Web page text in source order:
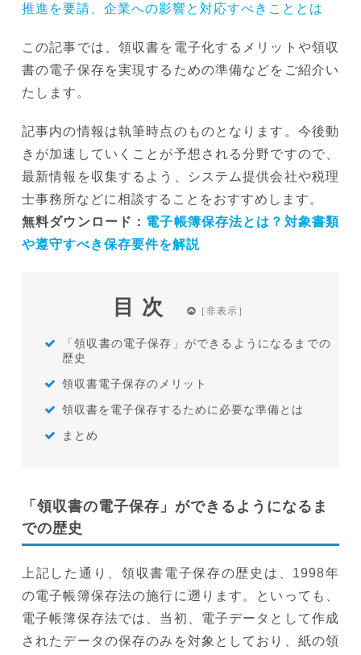
推進を要請、企業への影響と対応すべきこととは
この記事では、領収書を電子化するメリットや領収
書の電子保存を実現するための準備などをご紹介い
たします。
記事内の情報は執筆時点のものとなります。今後動
きが加速していくことが予想される分野ですので、
最新情報を収集するよう、システム提供会社や税理
士事務所などに相談することをおすすめします。
無料ダウンロード： 電子帳簿保存法とは？対象書類
や遵守すべき保存要件を解説
目次
「領収書の電子保存」ができるようになるまでの
歴史
領収書電子保存のメリット
領収書を電子保存するために必要な準備とは
まとめ
「領収書の電子保存」ができるようになるま
での歴史
上記した通り、領収書電子保存の歴史は、1998年
の電子帳簿保存法の施行に遡ります。といっても、
電子帳簿保存法では、当初、電子データとして作成
されたデータの保存のみを対象としており、紙の領